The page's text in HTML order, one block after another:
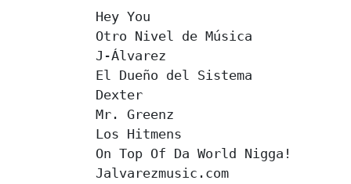
Hey You
Otro Nivel de Música
J-Álvarez
El Dueño del Sistema
Dexter
Mr. Greenz
Los Hitmens
On Top Of Da World Nigga!
Jalvarezmusic.com